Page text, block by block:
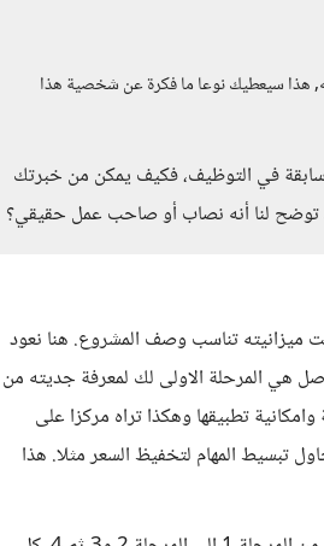
هذا سيعطيك نوعا ما فكرة عن شخصية هذا
سابقة في التوظيف، فكيف يمكن من خبرتك
توضح لنا أنه نصاب أو صاحب عمل حقيقي؟
ميزانيته تناسب وصف المشروع. هنا نعود
هي المرحلة الاولى لك لمعرفة جديته من
تطبيقها وهكذا تراه مركزا على
تبسيط المهام لتخفيظ السعر مثلا. هذا